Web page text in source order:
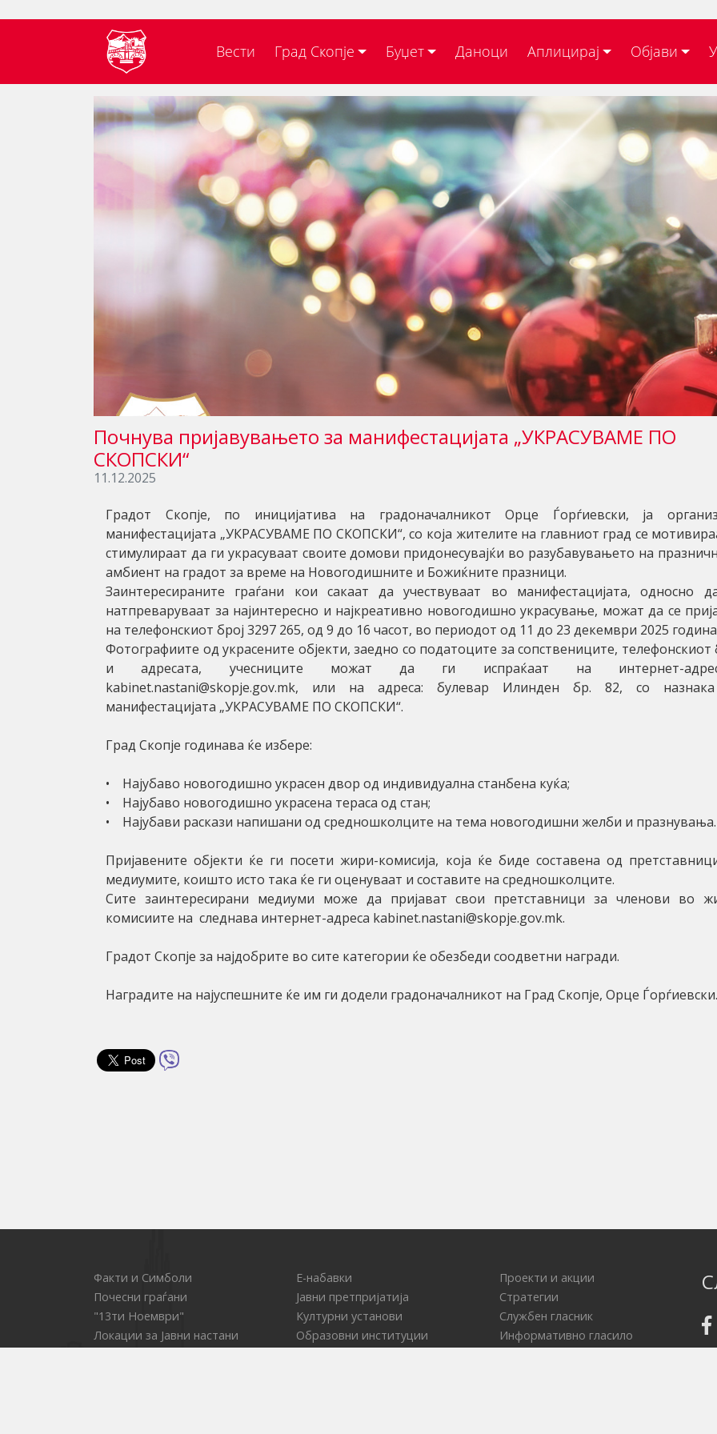
Вести Град Скопје Буџет Даноци Аплицирај Објави
Почнува пријавувањето за манифестацијата „УКРАСУВАМЕ ПО
СКОПСКИ“
11.12.2025
Градот Скопје, по иницијатива на градоначалникот Орце Ѓорѓиевски, ја
манифестацијата „УКРАСУВАМЕ ПО СКОПСКИ“, со која жителите на главниот град се
стимулираат да ги украсуваат своите домови придонесувајќи во разубавувањето на
амбиент на градот за време на Новогодишните и Божиќните празници.
Заинтересираните граѓани кои сакаат да учествуваат во манифестацијата, односно
натпреваруваат за најинтересно и најкреативно новогодишно украсување, можат да се
на телефонскиот број 3297 265, од 9 до 16 часот, во периодот од 11 до 23 декември 2025
Фотографиите од украсените објекти, заедно со податоците за сопствениците, телефонскиот
и адресата, учесниците можат да ги испраќаат на интернет-
kabinet.nastani@skopje.gov.mk, или на адреса: булевар Илинден бр. 82, со
манифестацијата „УКРАСУВАМЕ ПО СКОПСКИ“.
Град Скопје годинава ќе избере:
• Најубаво новогодишно украсен двор од индивидуална станбена куќа;
• Најубаво новогодишно украсена тераса од стан;
• Најубави раскази напишани од средношколците на тема новогодишни желби и празнувања.
Пријавените објекти ќе ги посети жири-комисија, која ќе биде составена од
медиумите, коишто исто така ќе ги оценуваат и составите на средношколците.
Сите заинтересирани медиуми може да пријават свои претставници за членови во
комисиите на следнава интернет-адреса kabinet.nastani@skopje.gov.mk.
Градот Скопје за најдобрите во сите категории ќе обезбеди соодветни награди.
Наградите на најуспешните ќе им ги додели градоначалникот на Град Скопје, Орце Ѓорѓиевски.
Факти и Симболи
Почесни граѓани
"13ти Ноември"
Локации за Јавни настани
Е-набавки
Јавни претпријатија
Културни установи
Образовни институции
Проекти и акции
Стратегии
Службен гласник
Информативно гласило